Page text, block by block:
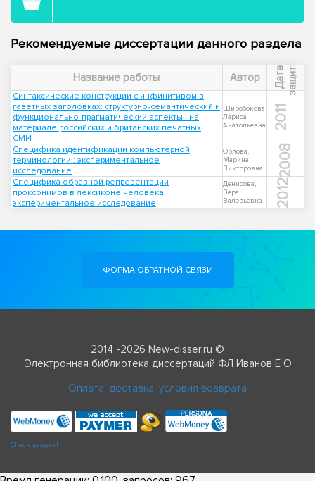
Рекомендуемые диссертации данного раздела
Название работы Автор Д
а
т
а
з
а
щ
и
т ы
Синтаксические конструкции с инфинитивом в
газетных заголовках: структурно-семантический и
функционально-прагматический аспекты : на
материале российских и британских печатных
СМИ
Широбокова,
Лариса
Анатольевна
2011
Специфика идентификации компьютерной
терминологии : экспериментальное
исследование
Орлова,
Марина
Викторовна
2008
Специфика образной репрезентации
проксонимов в лексиконе человека :
экспериментальное исследование
Денисова,
Вера
Валерьевна
2012
ФОРМА ОБРАТНОЙ СВЯЗИ
2014 -2026 New-disser.ru ©
Электронная библиотека диссертаций ФЛ Иванов Е О
Оплата, доставка, условия возврата
Check passport